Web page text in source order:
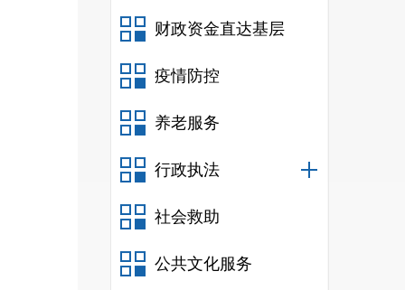
财政资金直达基层
疫情防控
养老服务
行政执法
社会救助
公共文化服务